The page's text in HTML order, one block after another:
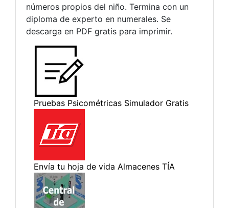
números propios del niño. Termina con un
diploma de experto en numerales. Se
descarga en PDF gratis para imprimir.